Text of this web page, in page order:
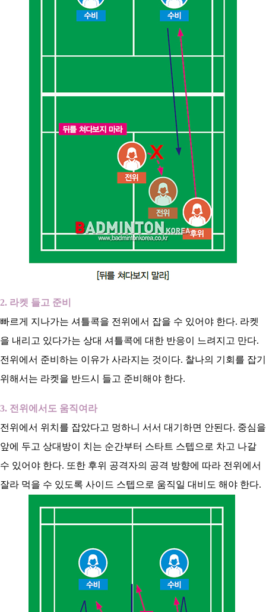
2. 라켓 들고 준비
빠르게 지나가는 셔틀콕을 전위에서 잡을 수 있어야 한다. 라켓
을 내리고 있다가는 상대 셔틀콕에 대한 반응이 느려지고 만다.
전위에서 준비하는 이유가 사라지는 것이다. 찰나의 기회를 잡기
위해서는 라켓을 반드시 들고 준비해야 한다.
3. 전위에서도 움직여라
전위에서 위치를 잡았다고 멍하니 서서 대기하면 안된다. 중심을
앞에 두고 상대방이 치는 순간부터 스타트 스텝으로 차고 나갈
수 있어야 한다. 또한 후위 공격자의 공격 방향에 따라 전위에서
잘라 먹을 수 있도록 사이드 스텝으로 움직일 대비도 해야 한다.